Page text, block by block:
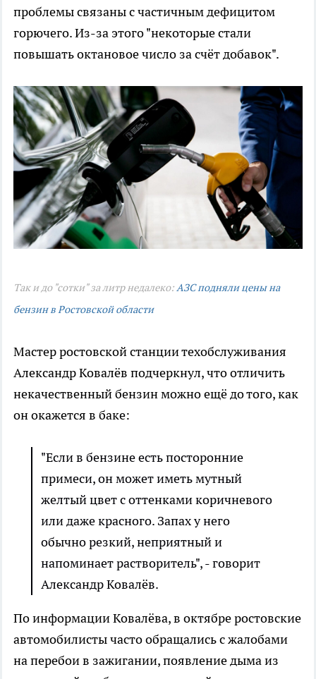
проблемы связаны с частичным дефицитом
горючего. Из-за этого "некоторые стали
повышать октановое число за счёт добавок".
Так и до "сотки" за литр недалеко:АЗС подняли цены на
бензин в Ростовской области
Мастер ростовской станции техобслуживания
Александр Ковалёв подчеркнул, что отличить
некачественный бензин можно ещё до того, как
он окажется в баке:
"Если в бензине есть посторонние
примеси, он может иметь мутный
желтый цвет с оттенками коричневого
или даже красного. Запах у него
обычно резкий, неприятный и
напоминает растворитель", - говорит
Александр Ковалёв.
По информации Ковалёва, в октябре ростовские
автомобилисты часто обращались с жалобами
на перебои в зажигании, появление дыма из